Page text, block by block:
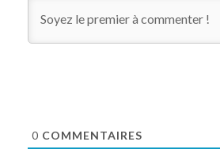
0 COMMENTAIRES